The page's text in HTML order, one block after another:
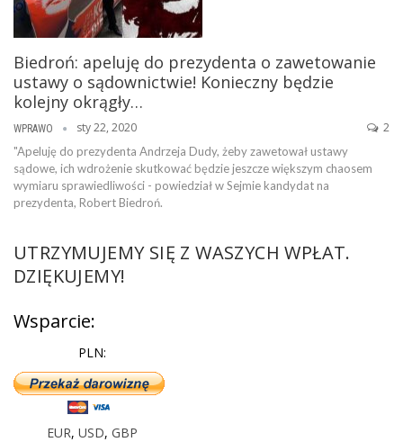
Biedroń: apeluję do prezydenta o zawetowanie
ustawy o sądownictwie! Konieczny będzie
kolejny okrągły…
WPRAWO sty 22, 2020 2
"Apeluję do prezydenta Andrzeja Dudy, żeby zawetował ustawy
sądowe, ich wdrożenie skutkować będzie jeszcze większym chaosem
wymiaru sprawiedliwości - powiedział w Sejmie kandydat na
prezydenta, Robert Biedroń.
UTRZYMUJEMY SIĘ Z WASZYCH WPŁAT.
DZIĘKUJEMY!
Wsparcie:
PLN:
EUR, USD, GBP